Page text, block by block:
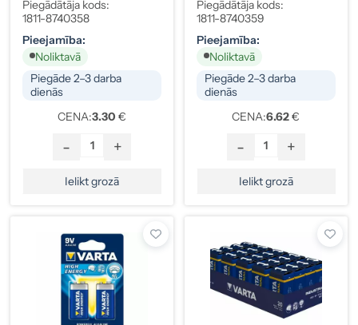
Piegādātāja kods:
1811-8740358
Pieejamība:
Noliktavā
Piegāde 2–3 darba
dienās
CENA:3.30 €
- +
Ielikt grozā
Piegādātāja kods:
1811-8740359
Pieejamība:
Noliktavā
Piegāde 2–3 darba
dienās
CENA:6.62€
- +
Ielikt grozā